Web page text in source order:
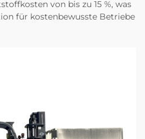
von bis zu 15 %, was
für kostenbewusste Betriebe